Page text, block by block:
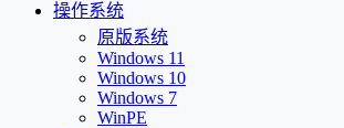
操作系统
原版系统
Windows 11
Windows 10
Windows 7
WinPE